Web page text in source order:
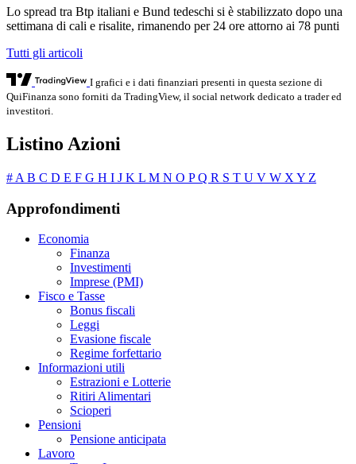
Lo spread tra Btp italiani e Bund tedeschi si è stabilizzato dopo una
settimana di cali e risalite, rimanendo per 24 ore attorno ai 78 punti
Tutti gli articoli
I grafici e i dati finanziari presenti in questa sezione di
QuiFinanza sono forniti da TradingView, il social network dedicato a trader ed
investitori.
Listino Azioni
# A B C D E F G H I J K L M N O PQ R S T U V W X Y Z
Approfondimenti
Economia
Finanza
Investimenti
Imprese (PMI)
Fisco e Tasse
Bonus fiscali
Leggi
Evasione fiscale
Regime forfettario
Informazioni utili
Estrazioni e Lotterie
Ritiri Alimentari
Scioperi
Pensioni
Pensione anticipata
Lavoro